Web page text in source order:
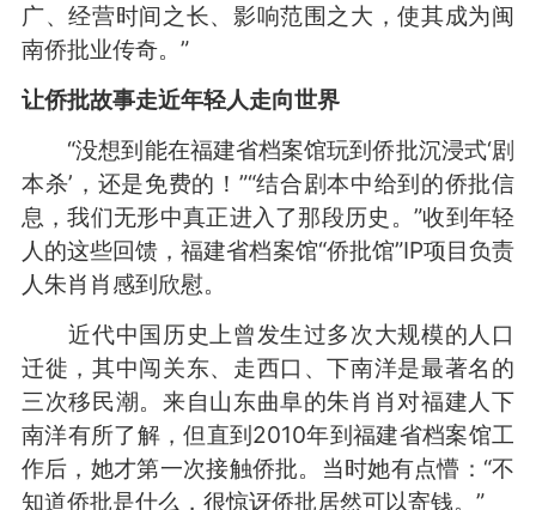
广、经营时间之长、影响范围之大，使其成为闽
南侨批业传奇。”
让侨批故事走近年轻人走向世界
“没想到能在福建省档案馆玩到侨批沉浸式‘剧
本杀’，还是免费的！”“结合剧本中给到的侨批信
息，我们无形中真正进入了那段历史。”收到年轻
人的这些回馈，福建省档案馆“侨批馆”IP项目负责
人朱肖肖感到欣慰。
近代中国历史上曾发生过多次大规模的人口
迁徙，其中闯关东、走西口、下南洋是最著名的
三次移民潮。来自山东曲阜的朱肖肖对福建人下
南洋有所了解，但直到2010年到福建省档案馆工
作后，她才第一次接触侨批。当时她有点懵：“不
知道侨批是什么，很惊讶侨批居然可以寄钱。”